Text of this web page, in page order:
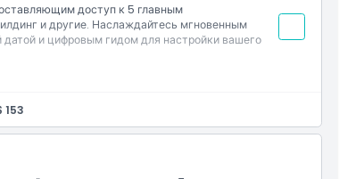
доступ к 5 главным
и другие. Наслаждайтесь мгновенным
и цифровым гидом для настройки вашего
датой
153